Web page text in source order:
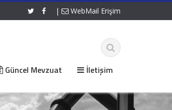
| WebMail Erişim
Güncel Mevzuat İletişim